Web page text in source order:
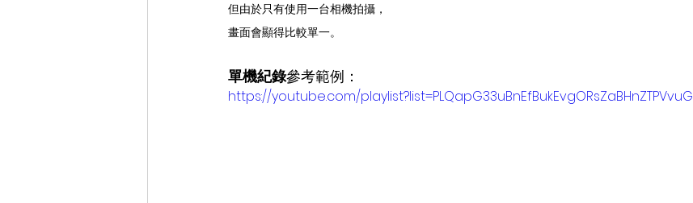
但由於只有使用一台相機拍攝，
畫面會顯得比較單一。
單機紀錄參考範例：
https://youtube.com/playlist?list=PLQapG33uBnEfBukEvgORsZaBHnZTPVvuG